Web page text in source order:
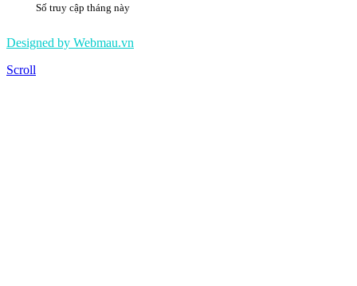
Số truy cập tháng này
Designed by Webmau.vn
Scroll